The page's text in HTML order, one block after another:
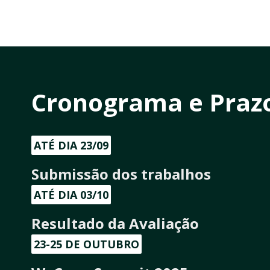
Cronograma e
ATÉ DIA 23/09
Submissão dos trabalhos
ATÉ DIA 03/10
Resultado da Avaliação
23-25 DE OUTUBRO